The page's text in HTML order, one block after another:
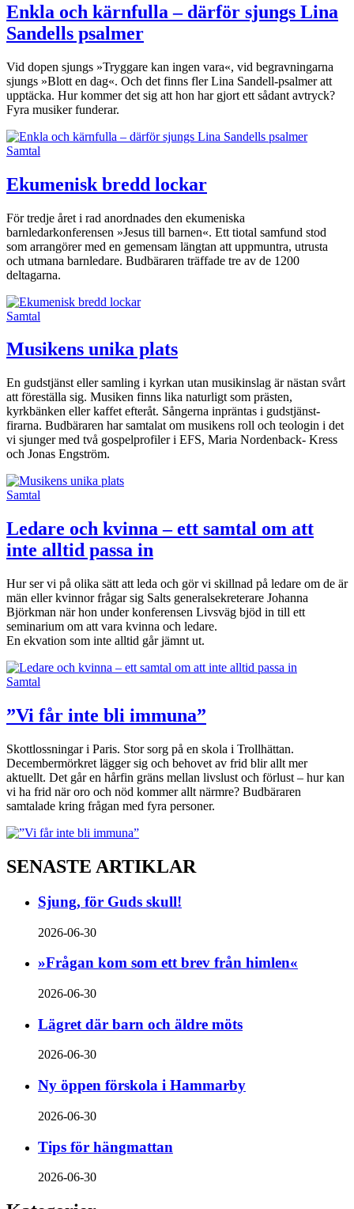
Enkla och kärnfulla – därför sjungs Lina
Sandells psalmer
Vid dopen sjungs »Tryggare kan ingen vara«, vid begravningarna
sjungs »Blott en dag«. Och det finns fler Lina Sandell-psalmer att
upptäcka. Hur kommer det sig att hon har gjort ett sådant avtryck?
Fyra musiker funderar.
Samtal
Ekumenisk bredd lockar
För tredje året i rad anordnades den ekumeniska
barnledarkonferensen »Jesus till barnen«. Ett tiotal samfund stod
som arrangörer med en gemensam längtan att uppmuntra, utrusta
och utmana barnledare. Budbäraren träffade tre av de 1200
deltagarna.
Samtal
Musikens unika plats
En gudstjänst eller samling i kyrkan utan musikinslag är nästan svårt
att föreställa sig. Musiken finns lika naturligt som prästen,
kyrkbänken eller kaffet efteråt. Sångerna inpräntas i gudstjänst­
firarna. Budbäraren har samtalat om musikens roll och teologin i det
vi sjunger med två gospelprofiler i EFS, Maria Nordenback- Kress
och Jonas Engström.
Samtal
Ledare och kvinna – ett samtal om att
inte alltid passa in
Hur ser vi på olika sätt att leda och gör vi skillnad på ledare om de är
män eller kvinnor frågar sig Salts generalsekreterare Johanna
Björkman när hon under konferensen Livsväg bjöd in till ett
seminarium om att vara kvinna och ledare.
En ekvation som inte alltid går jämnt ut.
Samtal
”Vi får inte bli immuna”
Skottlossningar i Paris. Stor sorg på en skola i Trollhättan.
Decembermörkret lägger sig och behovet av frid blir allt mer
aktuellt. Det går en hårfin gräns mellan livslust och förlust – hur kan
vi ha frid när oro och nöd kommer allt närmre? Budbäraren
samtalade kring frågan med fyra personer.
SENASTE ARTIKLAR
Sjung, för Guds skull!
2026-06-30
»Frågan kom som ett brev från himlen«
2026-06-30
Lägret där barn och äldre möts
2026-06-30
Ny öppen förskola i Hammarby
2026-06-30
Tips för hängmattan
2026-06-30